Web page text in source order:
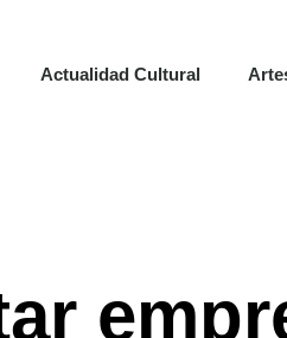
Actualidad Cultural